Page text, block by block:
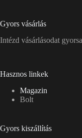
Gyors vásárlás
Intézd vásárlásodat
Hasznos linkek
Magazin
Bolt
Gyors kiszállítás